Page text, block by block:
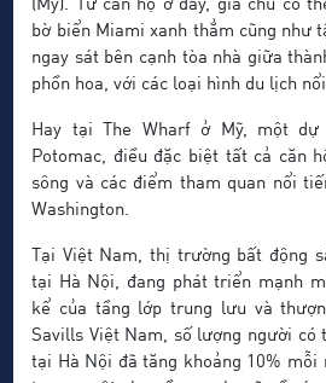
(Mỹ). Từ căn hộ ở đây, gia chủ có
bờ biển Miami xanh thẳm cũng như
ngay sát bên cạnh tòa nhà giữa
phồn hoa, với các loại hình du lịch
Hay tại The Wharf ở Mỹ, một
Potomac, điều đặc biệt tất cả căn
sông và các điểm tham quan nổi
Washington.
Tại Việt Nam, thị trường bất động
tại Hà Nội, đang phát triển mạnh
kể của tầng lớp trung lưu và
Savills Việt Nam, số lượng người có
tại Hà Nội đã tăng khoảng 10% mỗi